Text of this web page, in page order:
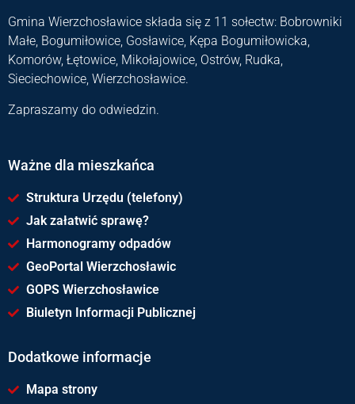
Gmina Wierzchosławice składa się z 11 sołectw: Bobrowniki
Małe, Bogumiłowice, Gosławice, Kępa Bogumiłowicka,
Komorów, Łętowice, Mikołajowice, Ostrów, Rudka,
Sieciechowice, Wierzchosławice.
Zapraszamy do odwiedzin.
Ważne dla mieszkańca
Struktura Urzędu (telefony)
Jak załatwić sprawę?
Harmonogramy odpadów
GeoPortal Wierzchosławic
GOPS Wierzchosławice
Biuletyn Informacji Publicznej
Dodatkowe informacje
Mapa strony